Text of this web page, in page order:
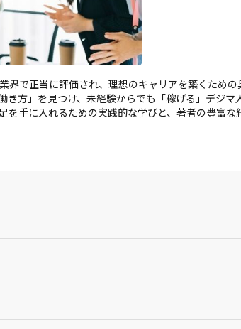
界で正当に評価され、理想のキャリアを築くための
方」を見つけ、未経験からでも「稼げる」デジマ
手に入れるための実践的な学びと、著者の豊富な